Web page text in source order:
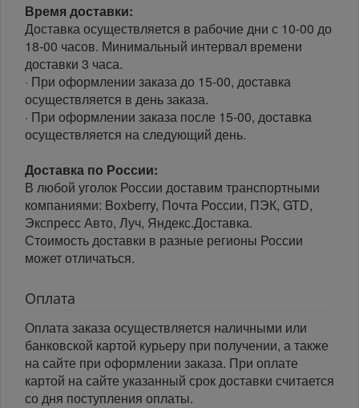
Время доставки:
Доставка осуществляется в рабочие дни с 10-00 до
18-00 часов. Минимальный интервал времени
доставки 3 часа.
· При оформлении заказа до 15-00, доставка
осуществляется в день заказа.
· При оформлении заказа после 15-00, доставка
осуществляется на следующий день.
Доставка по России:
В любой уголок России доставим транспортными
компаниями: Boxberry, Почта России, ПЭК, GTD,
Экспресс Авто, Луч, Яндекс.Доставка.
Стоимость доставки в разные регионы России
может отличаться.
Оплата
Оплата заказа осуществляется наличными или
банковской картой курьеру при получении, а также
на сайте при оформлении заказа. При оплате
картой на сайте указанный срок доставки считается
со дня поступления оплаты.